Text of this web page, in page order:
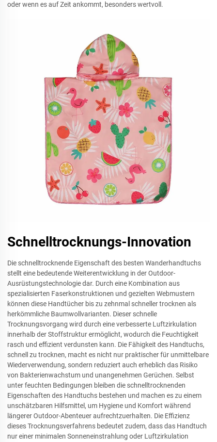
oder wenn es auf Zeit ankommt, besonders wertvoll.
Schnelltrocknungs-Innovation
Die schnelltrocknende Eigenschaft des besten Wanderhandtuchs
stellt eine bedeutende Weiterentwicklung in der Outdoor-
Ausrüstungstechnologie dar. Durch eine Kombination aus
spezialisierten Faserkonstruktionen und gezielten Webmustern
können diese Handtücher bis zu zehnmal schneller trocknen als
herkömmliche Baumwollvarianten. Dieser schnelle
Trocknungsvorgang wird durch eine verbesserte Luftzirkulation
innerhalb der Stoffstruktur ermöglicht, wodurch die Feuchtigkeit
rasch und effizient verdunsten kann. Die Fähigkeit des Handtuchs,
schnell zu trocknen, macht es nicht nur praktischer für unmittelbare
Wiederverwendung, sondern reduziert auch erheblich das Risiko
von Bakterienwachstum und unangenehmen Gerüchen. Selbst
unter feuchten Bedingungen bleiben die schnelltrocknenden
Eigenschaften des Handtuchs bestehen und machen es zu einem
unschätzbaren Hilfsmittel, um Hygiene und Komfort während
längerer Outdoor-Abenteuer aufrechtzuerhalten. Die Effizienz
dieses Trocknungsverfahrens bedeutet zudem, dass das Handtuch
nur einer minimalen Sonneneinstrahlung oder Luftzirkulation